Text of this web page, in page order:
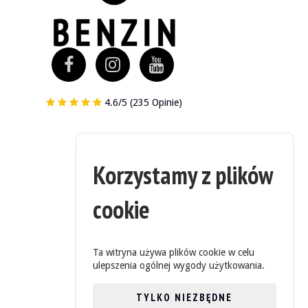
twierdzi, że pojazd jest w dobrym stanie i był regularnie
4.6/5 (235 Opinie)
Korzystamy z plików
cookie
Ta witryna używa plików cookie w celu
ulepszenia ogólnej wygody użytkowania.
TYLKO NIEZBĘDNE